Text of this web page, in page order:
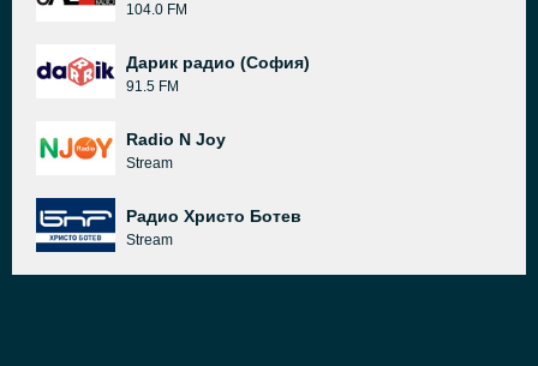
104.0 FM
Дарик радио (София)
91.5 FM
Radio N Joy
Stream
Радио Христо Ботев
Stream